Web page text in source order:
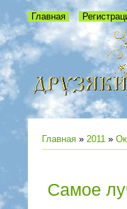
Главная
Главная » 2011 »
Самое